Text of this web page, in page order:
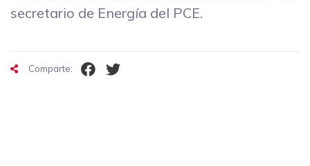
secretario de Energía del PCE.
Comparte: